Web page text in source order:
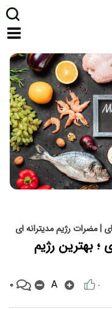
| مضرات رژیم مدیترانه ای
؛ بهترین رژیم
۰ A ۰